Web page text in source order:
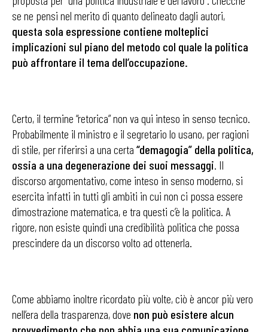
se ne pensi nel merito di quanto delineato dagli autori,
questa sola espressione contiene molteplici
implicazioni sul piano del metodo col quale la politica
può affrontare il tema dell’occupazione.
Certo, il termine “retorica” non va qui inteso in senso tecnico.
Probabilmente il ministro e il segretario lo usano, per ragioni
di stile, per riferirsi a una certa “demagogia” della politica,
ossia a una degenerazione dei suoi messaggi. Il
discorso argomentativo, come inteso in senso moderno, si
esercita infatti in tutti gli ambiti in cui non ci possa essere
dimostrazione matematica, e tra questi c’è la politica. A
rigore, non esiste quindi una credibilità politica che possa
prescindere da un discorso volto ad ottenerla.
Come abbiamo inoltre ricordato più volte, ciò è ancor più vero
nell’era della trasparenza, dove non può esistere alcun